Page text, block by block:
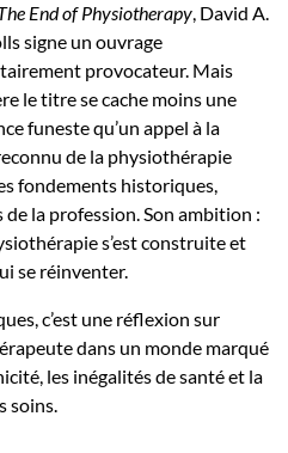
End of Physiotherapy, David A.
signe un ouvrage
provocateur. Mais
le titre se cache moins une
funeste qu’un appel à la
de la physiothérapie
fondements historiques,
la profession. Son ambition :
s’est construite et
se réinventer.
c’est une réflexion sur
dans un monde marqué
les inégalités de santé et la
soins.